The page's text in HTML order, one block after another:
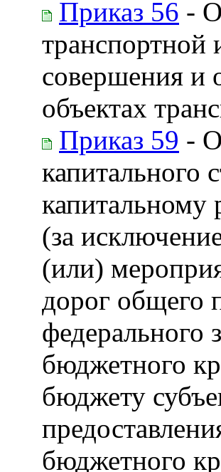
Приказ 56 -
транспортной
совершения и
объектах
Приказ 59 -
капитального
капитальному
(за
(или)
дорог общего
федерального
бюджетного
бюджету
бюджетного